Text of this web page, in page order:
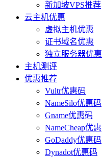
新加坡VPS推荐
云主机优惠
虚拟主机优惠
证书域名优惠
独立服务器优惠
主机测评
优惠推荐
Vultr优惠码
NameSilo优惠码
Gname优惠码
NameCheap优惠
GoDaddy优惠码
Dynadot优惠码